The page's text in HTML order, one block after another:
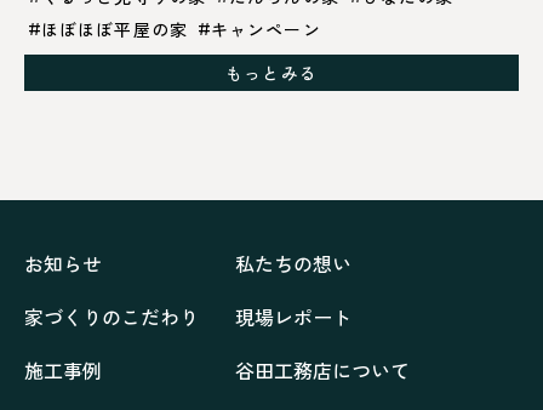
ほぼほぼ平屋の家
キャンペーン
グレイッシュでクールな家
シックブラウンで調和する「家」
住み継ぐ家
優美な「家」
光に集う家
喜びをデザインする家
四角で彩る家
大浦の「家」
家事が楽しくなる家
もっとみる
お知らせ
私たちの想い
家づくりのこだわり
現場レポート
施工事例
谷田工務店について